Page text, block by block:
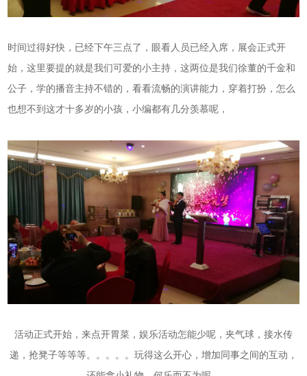
时间过得好快，已经下午三点了，眼看人员已经入席，展会正式开
始，这里要提的就是我们可爱的小主持，这两位是我们徐董的千金和
公子，学的播音主持不错的，看看流畅的演讲能力，穿着打扮，怎么
也想不到这才十多岁的小孩，小编都有几分羡慕呢，
活动正式开始，来点开胃菜，娱乐活动怎能少呢，夹气球，接水传
递，抢凳子等等等。。。。。玩得这么开心，增加同事之间的互动，